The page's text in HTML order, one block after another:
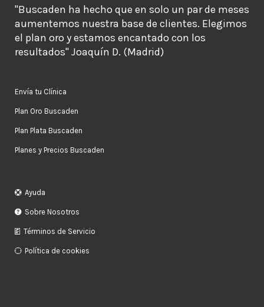
"Buscaden ha hecho que en solo un par de meses
aumentemos nuestra base de clientes. Elegimos
el plan oro y estamos encantado con los
resultados" Joaquín D. (Madrid)
Envía tu Clínica
Plan Oro Buscaden
Plan Plata Buscaden
Planes y Precios Buscaden
Ayuda
Sobre Nosotros
Términos de Servicio
Política de cookies